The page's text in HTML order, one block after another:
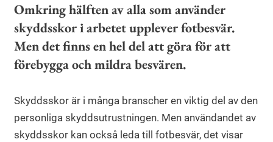
Omkring hälften av alla som använder
skyddsskor i arbetet upplever fotbesvär.
Men det finns en hel del att göra för att
förebygga och mildra besvären.
Skyddsskor är i många branscher en viktig del av den
personliga skyddsutrustningen. Men användandet av
skyddsskor kan också leda till fotbesvär, det visar